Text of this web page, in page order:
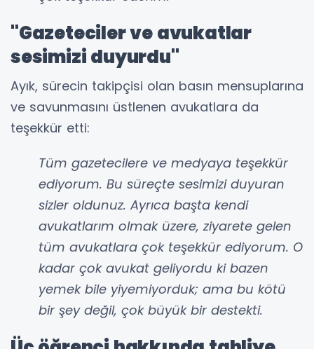
"Gazeteciler ve avukatlar
sesimizi duyurdu"
Ayık, sürecin takipçisi olan basın mensuplarına
ve savunmasını üstlenen avukatlara da
teşekkür etti:
Tüm gazetecilere ve medyaya teşekkür
ediyorum. Bu süreçte sesimizi duyuran
sizler oldunuz. Ayrıca başta kendi
avukatlarım olmak üzere, ziyarete gelen
tüm avukatlara çok teşekkür ediyorum. O
kadar çok avukat geliyordu ki bazen
yemek bile yiyemiyorduk; ama bu kötü
bir şey değil, çok büyük bir destekti.